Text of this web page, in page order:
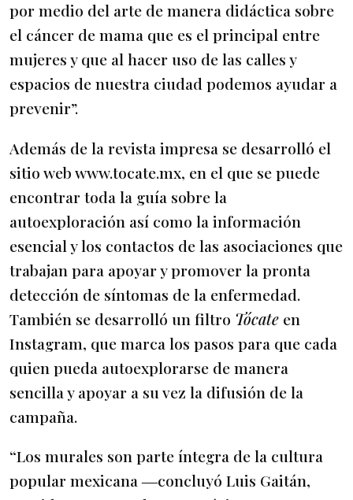
por medio del arte de manera didáctica sobre
el cáncer de mama que es el principal entre
mujeres y que al hacer uso de las calles y
espacios de nuestra ciudad podemos ayudar a
prevenir”.
Además de la revista impresa se desarrolló el
sitio web www.tocate.mx, en el que se puede
encontrar toda la guía sobre la
autoexploración así como la información
esencial y los contactos de las asociaciones que
trabajan para apoyar y promover la pronta
detección de síntomas de la enfermedad.
También se desarrolló un filtro Tócate en
Instagram, que marca los pasos para que cada
quien pueda autoexplorarse de manera
sencilla y apoyar a su vez la difusión de la
campaña.
“Los murales son parte íntegra de la cultura
popular mexicana ―concluyó Luis Gaitán,